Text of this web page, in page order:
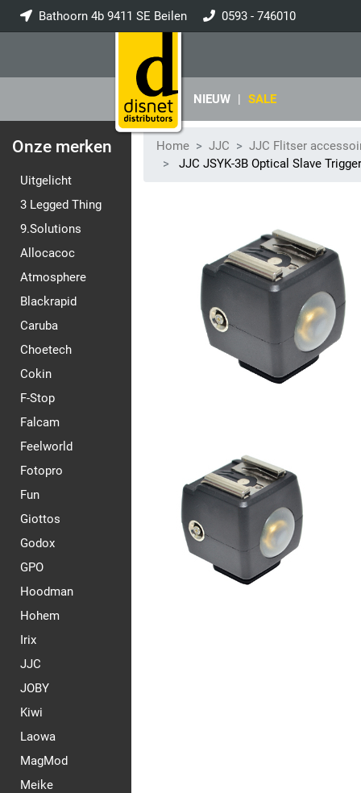
Bathoorn 4b 9411 SE Beilen 0593 - 746010
NIEUW | SALE
Onze merken
Uitgelicht
3 Legged Thing
9.Solutions
Allocacoc
Atmosphere
Blackrapid
Caruba
Choetech
Cokin
F-Stop
Falcam
Feelworld
Fotopro
Fun
Giottos
Godox
GPO
Hoodman
Hohem
Irix
JJC
JOBY
Kiwi
Laowa
MagMod
Meike
Home JJC
JJC Flitser
JJC JSYK-3B Optical Slave